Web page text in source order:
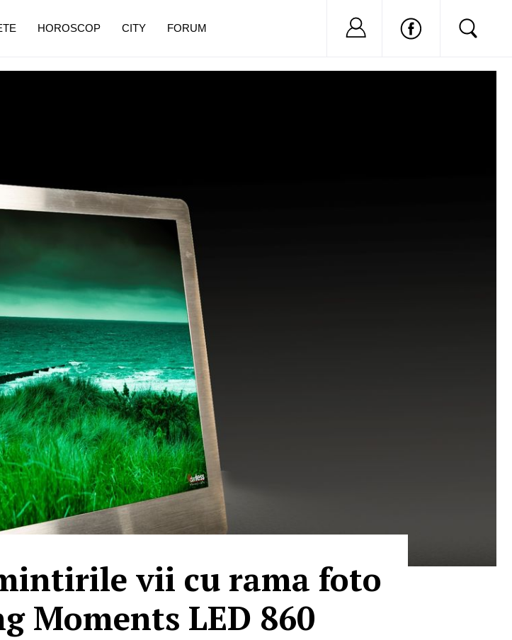
vii cu rama foto
Moments LED 860
HOROSCOP CITY FORUM Nu ai cont?
măsură ce înaintezi în vârstă